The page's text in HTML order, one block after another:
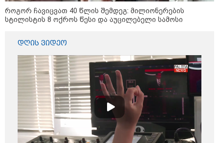
რას აცხადებს ირაკლი კობახიძე
ელექტროენერგიის რამდენჯერმე
გათიშვასთან დაკავშირებით?
16:33 / 08-08-2026
"გიორგი ბარამიძემ რაღაც
არასწორად ჩამოაყალიბა,
მაგრამ ნამდვილად არ
ეკუთვნის წიხლი ივანიშვილის
ღალატზე დაფუძნებული
როგორ ჩავიცვათ 40 წლის შემდეგ: მილიონერების
სტილისტის 8 ოქროს წესი და აუცილებელი სამოსი
დღის ვიდეო